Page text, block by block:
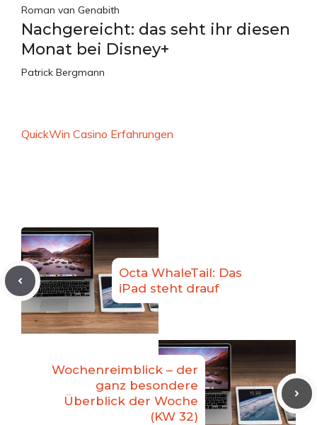
Roman van Genabith
Nachgereicht: das seht ihr diesen
Monat bei Disney+
Patrick Bergmann
QuickWin Casino Erfahrungen
Octa WhaleTail: Das
iPad steht drauf
Wochenreimblick – der
ganz besondere
Überblick der Woche
(KW 32)